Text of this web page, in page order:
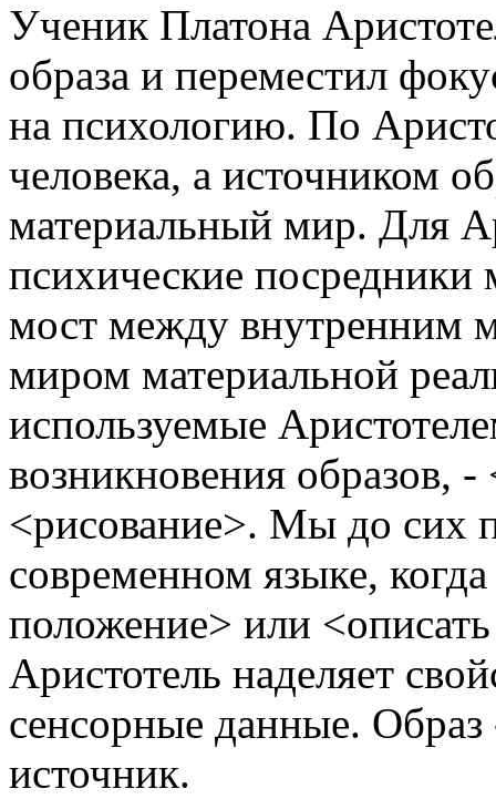
Ученик Платона
образа и переместил
на психологию. По
человека, а источником
материальный мир. Для
психические
мост между внутренним
миром материальной
используемые
возникновения образов,
<рисование>. Мы до сих
современном языке,
положение> или
Аристотель наделяет
сенсорные данные. Образ
источник.